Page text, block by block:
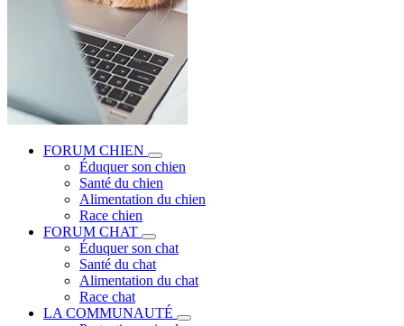
FORUM CHIEN
Éduquer son chien
Santé du chien
Alimentation du chien
Race chien
FORUM CHAT
Éduquer son chat
Santé du chat
Alimentation du chat
Race chat
LA COMMUNAUTÉ